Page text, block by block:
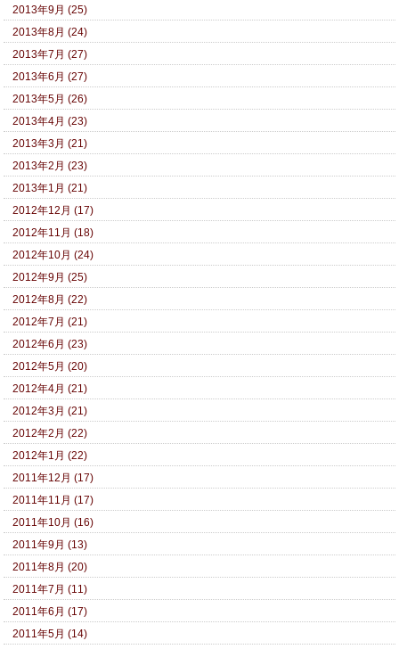
2013年9月 (25)
2013年8月 (24)
2013年7月 (27)
2013年6月 (27)
2013年5月 (26)
2013年4月 (23)
2013年3月 (21)
2013年2月 (23)
2013年1月 (21)
2012年12月 (17)
2012年11月 (18)
2012年10月 (24)
2012年9月 (25)
2012年8月 (22)
2012年7月 (21)
2012年6月 (23)
2012年5月 (20)
2012年4月 (21)
2012年3月 (21)
2012年2月 (22)
2012年1月 (22)
2011年12月 (17)
2011年11月 (17)
2011年10月 (16)
2011年9月 (13)
2011年8月 (20)
2011年7月 (11)
2011年6月 (17)
2011年5月 (14)